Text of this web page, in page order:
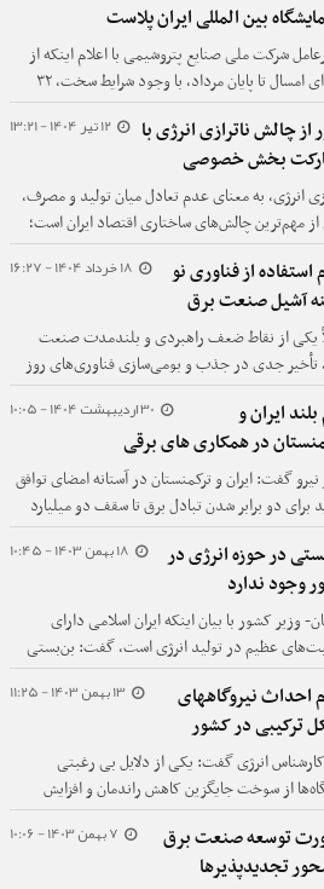
بین المللی ایران پلاست
شرکت ملی صنایع پتروشیمی با اعلام اینکه از
ابتدای امسال تا پایان مرداد، با وجود شرایط سخت، ۳۲
تن محصول پتروشیمی تولید شده است، بیان کرد:
از این مقدار ۱۳ میلیون تن به ارزش ۵.۵ میلیارد دلار صادر
12 تیر 1404 - 13:21
از چالش ناترازی انرژی با
بخش خصوصی
انرژی، به معنای عدم تعادل میان تولید و مصرف،
مهم‌ترین چالش‌های ساختاری اقتصاد ایران است؛
که با افزایش مصرف داخلی، فرسودگی
و محدودیت سرمایه‌گذاری، در سال‌های اخیر
شده است.
18 خرداد 1404 - 16:27
از فناوری نو
آشیل صنعت برق
یکی از نقاط ضعف راهبردی و بلندمدت صنعت
تأخیر جدی در جذب و بومی‌سازی فناوری‌های روز
است این عقب‌ماندگی باعث شده ظرفیت به‌روزرسانی
زیرساخت‌ها پایین بیاید.
30 اردیبهشت 1404 - 10:05
ایران و
در همکاری های برقی
نیرو گفت: ایران و ترکمنستان در آستانه امضای توافق
برای دو برابر شدن تبادل برق تا سقف دو میلیارد
قرار دارند.
18 بهمن 1403 - 10:45
در حوزه انرژی در
وجود ندارد
وزیر کشور با بیان اینکه ایران اسلامی دارای
عظیم در تولید انرژی است، گفت: بن‌بستی
انرژی وجود ندارد.
13 بهمن 1403 - 11:25
احداث نیروگاههای
ترکیبی در کشور
انرژی گفت: یکی از دلایل بی رغبتی
از سوخت جایگزین کاهش راندمان و افزایش
استهلاک است زیرا ۹۰ درصد نیروگاه‌های حرارتی ما بر پایه
گاز ساخته شده اند.
7 بهمن 1403 - 10:06
توسعه صنعت برق
تجدیدپذیرها